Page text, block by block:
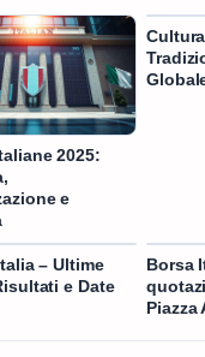
2025:
e
– Ultime
e Date
Borsa
Piazza